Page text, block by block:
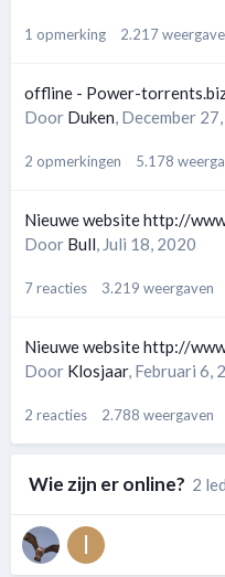
1 opmerking 2.217
offline - Power-
Door Duken, December
2 opmerkingen 5.178
Nieuwe website http://
Door Bull, Juli 18, 2020
7reacties 3.219 weergaven
Nieuwe website http://
Door Klosjaar, Februari 6,
2 reacties 2.788 weergaven
Wie zijn er online? 2